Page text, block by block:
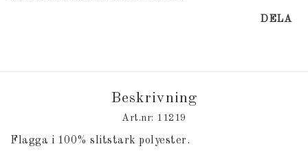
DELA
Beskrivning
Art.nr: 11219
Flagga i 100% slitstark polyester.